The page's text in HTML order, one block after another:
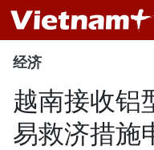
经济
越南接收铝
易救济措施